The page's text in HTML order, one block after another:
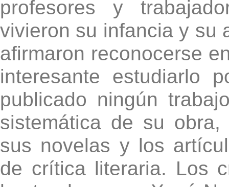
profesores y
vivieron su infancia y su
afirmaron reconocerse
interesante estudiarlo
publicado ningún
sistemática de su
sus novelas y los
de crítica literaria. Los